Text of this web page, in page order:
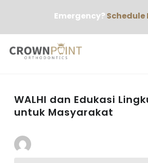
Emergency?Schedule
WALHI dan Edukasi
untuk Masyarakat